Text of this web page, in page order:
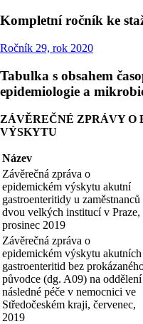
Kompletní ročník ke
Ročník 29, rok 2020
Tabulka s obsahem
epidemiologie a
ZÁVĚREČNÉ ZPRÁVY O
VÝSKYTU
Název
Závěrečná zpráva o
epidemickém výskytu akutní
gastroenteritidy u zaměstnanců
dvou velkých institucí v Praze,
prosinec 2019
Závěrečná zpráva o
epidemickém výskytu akutních
gastroenteritid bez
původce (dg. A09) na oddělení
následné péče v nemocnici ve
Středočeském kraji, červenec,
2019